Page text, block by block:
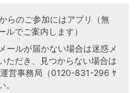
扱いについて」に従っ
提供を行うため
なかった場合には、上記
場合がございますの
らのご参加にはアプリ（無
でご案内します）
ールが届かない場合は迷惑メ
ただき、見つからない場合は
営事務局（0120-831-296 ﾔ